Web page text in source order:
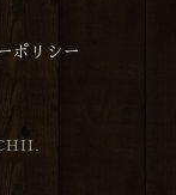
ポリシー